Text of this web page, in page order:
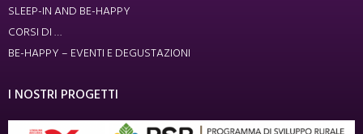
SLEEP-IN AND BE-HAPPY
CORSI DI …
BE-HAPPY – EVENTI E DEGUSTAZIONI
I NOSTRI PROGETTI